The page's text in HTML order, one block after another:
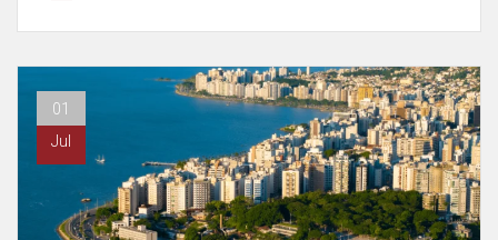
01
Jul